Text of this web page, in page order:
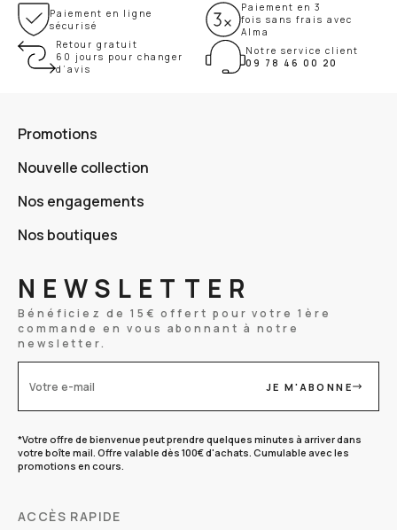
Paiement en ligne
sécurisé
Paiement en 3
fois sans frais avec
Alma
Retour gratuit
60 jours pour changer
d’avis
Notre service client
09 78 46 00 20
Promotions
Nouvelle collection
Nos engagements
Nos boutiques
ACCÈS RAPIDE
NEWSLETTER
Bénéficiez de 15€ offert pour votre 1ère
commande en vous abonnant à notre
newsletter.
Votre e-mail JE M'ABONNE
*Votre offre de bienvenue peut prendre quelques minutes à arriver dans
votre boîte mail. Offre valable dès 100€ d'achats. Cumulable avec les
promotions en cours.